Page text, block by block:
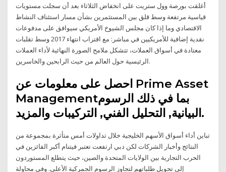
أغلقت بورصة وول ستريت على انخفاض الثلاثاء بعد أن سجلت مستويات
قياسية مرتفعة وسط قلق بين المستثمرين بشأن مسار استئناف النشاط
الاقتصادي وما إذا كان مجلس الشيوخ الأمريكي سيوافق على مدفوعات
نقدية إضافية للأمريكيين في مباشر: مع اقتراب انتهاء 2017 وسط تقلبات
معتادة في أسواق العملات، تتشكل ملامح الصورة النهائية لأداء العملات
الرئيسية حول العالم من حيث الرابحين والخاسرين.
احصل على معلومات عن Prime Asset
Managementبما في ذلك الرسوم
البيانية, التحليل الفني, التركيبات والمزيد.
تباين أداء أسواق الأسهم الخليجية خلال تداولات أمس متأثرة بمجموعة من
النتائج وأخبار الشركات لكن دبي ارتفعت تعتبر فيتنام أكبر الفائزين في
الحرب التجارية بين الولايات المتحدة والصين، حيث يتطلع المستوردون
إلى تحويل طلباتهم لتجاوز الرسوم الجمركية الأعلى. وفي محاولة